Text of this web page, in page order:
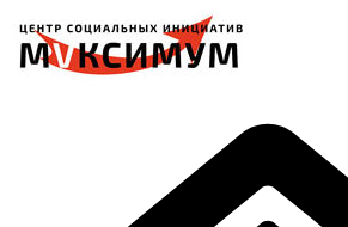
содержимому